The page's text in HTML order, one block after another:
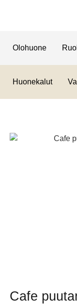
Olohuone
Huonekalut
Cafe